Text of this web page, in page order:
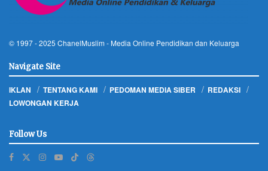
© 1997 - 2025 ChanelMuslim - Media Online Pendidikan dan Keluarga
Navigate Site
IKLAN TENTANG KAMI PEDOMAN MEDIA SIBER
REDAKSI
LOWONGAN KERJA
Follow Us